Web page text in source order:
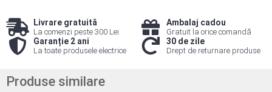
Livrare gratuită
La comenzi peste 300 Lei
Ambalaj cadou
Gratuit la orice comandă
Garanție 2 ani
La toate produsele electrice
30 de zile
Drept de returnare produse
Produse similare